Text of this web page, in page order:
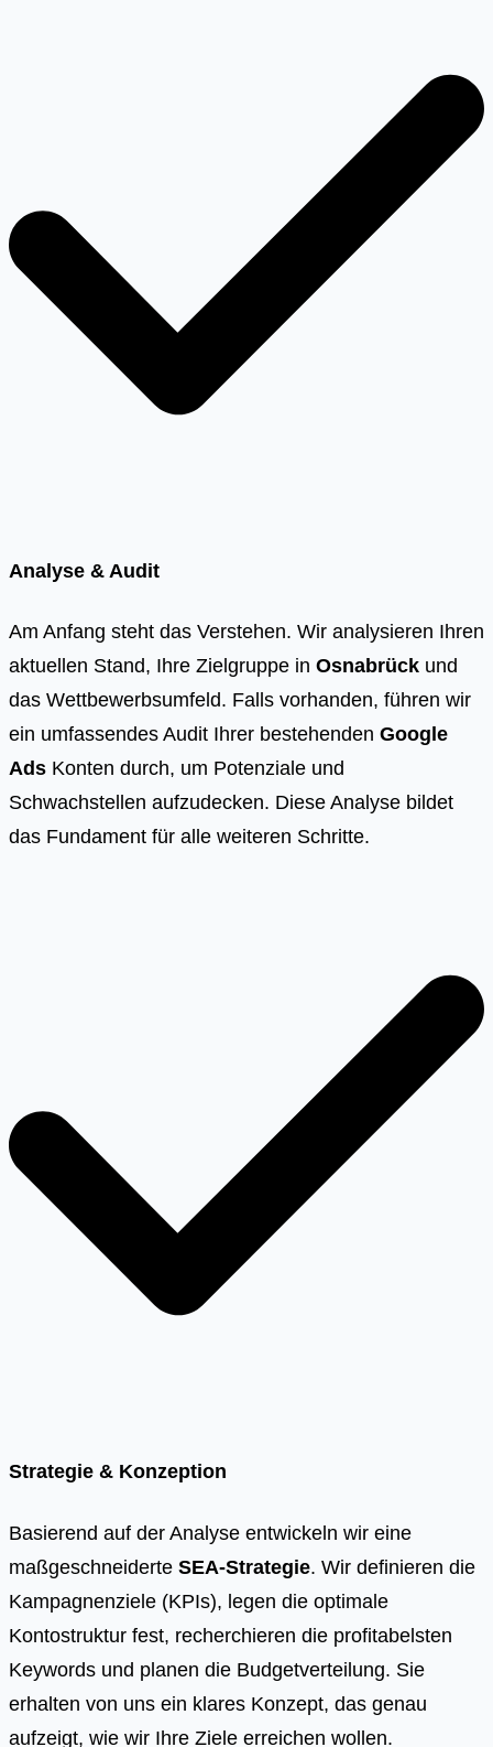
Analyse & Audit
Am Anfang steht das Verstehen. Wir analysieren Ihren
aktuellen Stand, Ihre Zielgruppe in Osnabrück und
das Wettbewerbsumfeld. Falls vorhanden, führen wir
ein umfassendes Audit Ihrer bestehenden Google
Ads Konten durch, um Potenziale und
Schwachstellen aufzudecken. Diese Analyse bildet
das Fundament für alle weiteren Schritte.
Strategie & Konzeption
Basierend auf der Analyse entwickeln wir eine
maßgeschneiderte SEA-Strategie. Wir definieren die
Kampagnenziele (KPIs), legen die optimale
Kontostruktur fest, recherchieren die profitabelsten
Keywords und planen die Budgetverteilung. Sie
erhalten von uns ein klares Konzept, das genau
aufzeigt, wie wir Ihre Ziele erreichen wollen.